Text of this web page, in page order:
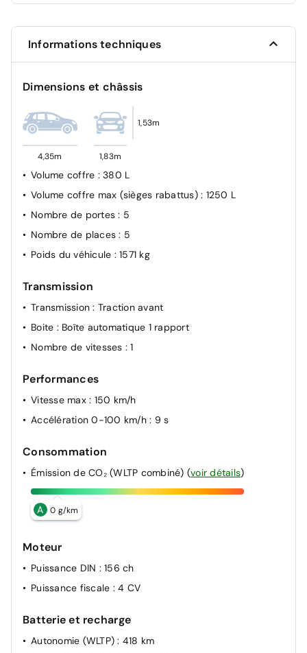
Airbag Conducteur
Kit anti-crevaison
Informations techniques
Dimensions et châssis
4,35m 1,83m
1,53m
Volume coffre : 380 L
Volume coffre max (sièges rabattus) : 1250 L
Nombre de portes: 5
Nombre de places: 5
Poids du véhicule : 1571 kg
Transmission
Transmission: Traction avant
Boite : Boîte automatique 1 rapport
Nombre de vitesses : 1
Performances
Vitesse max : 150 km/h
Accélération 0-100 km/h : 9 s
Consommation
Émission de CO₂ (WLTP combiné) (voir détails)
A 0 g/km
Moteur
Puissance DIN : 156 ch
Puissance fiscale : 4 CV
Batterie et recharge
Autonomie (WLTP): 418 km